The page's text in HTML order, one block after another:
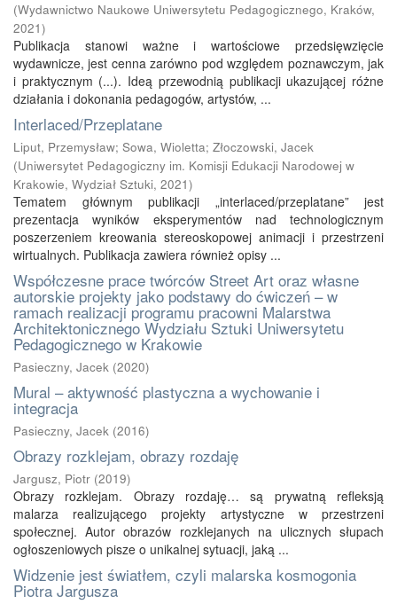
(Wydawnictwo Naukowe Uniwersytetu Pedagogicznego, Kraków,
2021)
Publikacja stanowi ważne i wartościowe przedsięwzięcie
wydawnicze, jest cenna zarówno pod względem poznawczym, jak
i praktycznym (...). Ideą przewodnią publikacji ukazującej różne
działania i dokonania pedagogów, artystów, ...
Interlaced/Przeplatane
Liput, Przemysław; Sowa, Wioletta; Złoczowski, Jacek
(Uniwersytet Pedagogiczny im. Komisji Edukacji Narodowej w
Krakowie, Wydział Sztuki, 2021)
Tematem głównym publikacji „interlaced/przeplatane” jest
prezentacja wyników eksperymentów nad technologicznym
poszerzeniem kreowania stereoskopowej animacji i przestrzeni
wirtualnych. Publikacja zawiera również opisy ...
Współczesne prace twórców Street Art oraz własne
autorskie projekty jako podstawy do ćwiczeń – w
ramach realizacji programu pracowni Malarstwa
Architektonicznego Wydziału Sztuki Uniwersytetu
Pedagogicznego w Krakowie
Pasieczny, Jacek (2020)
Mural – aktywność plastyczna a wychowanie i
integracja
Pasieczny, Jacek (2016)
Obrazy rozklejam, obrazy rozdaję
Jargusz, Piotr (2019)
Obrazy rozklejam. Obrazy rozdaję… są prywatną refleksją
malarza realizującego projekty artystyczne w przestrzeni
społecznej. Autor obrazów rozklejanych na ulicznych słupach
ogłoszeniowych pisze o unikalnej sytuacji, jaką ...
Widzenie jest światłem, czyli malarska kosmogonia
Piotra Jargusza